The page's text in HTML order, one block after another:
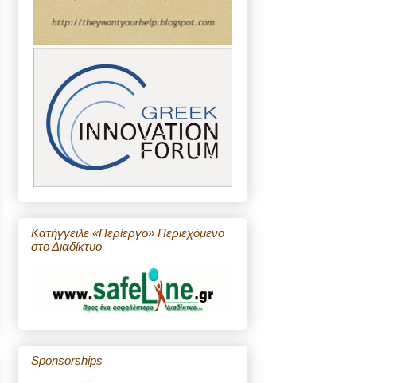
Κατήγγειλε «Περίεργο» Περιεχόμενο
στο Διαδίκτυο
Sponsorships